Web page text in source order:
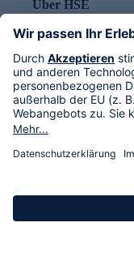
Über HSE
Im TV
HSE International